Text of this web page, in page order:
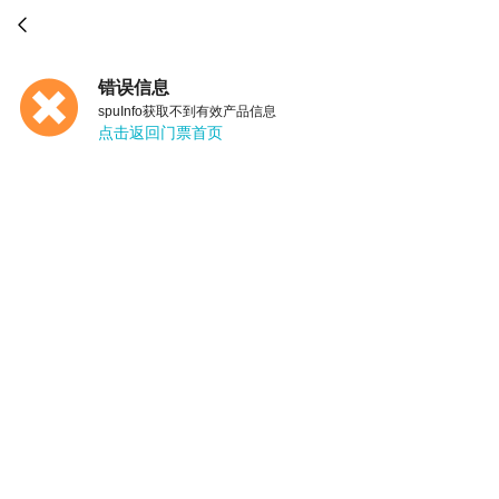

错误信息
spuInfo获取不到有效产品信息
点击返回门票首页